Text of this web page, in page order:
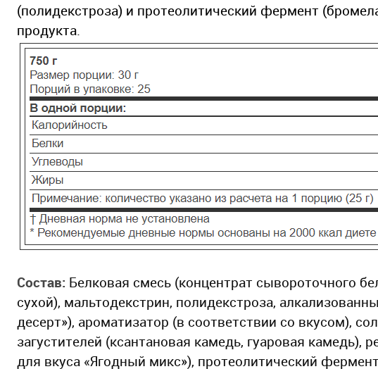
(полидекстроза) и протеолитический фермент
продукта.
Состав: Белковая смесь (концентрат сывороточного
сухой), мальтодекстрин, полидекстроза,
десерт»), ароматизатор (в соответствии со вкусом),
загустителей (ксантановая камедь, гуаровая камедь),
для вкуса «Ягодный микс»), протеолитический